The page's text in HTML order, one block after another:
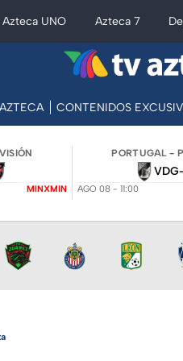
Azteca UNO Azteca 7
CONTENIDOS
MINXMIN
PORTUGAL -
VDG
AGO 08 - 11:00